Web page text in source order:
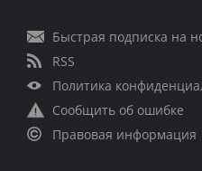
Быстрая подписка на
RSS
Политика
Сообщить об ошибке
Правовая информация